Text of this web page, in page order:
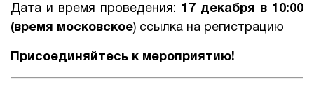
Дата и время проведения: 17 декабря в 10:00
(время московское) ссылка на регистрацию
Присоединяйтесь к мероприятию!